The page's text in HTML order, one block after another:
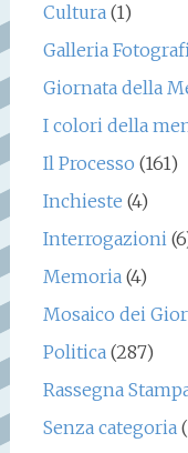
Cultura(1)
Galleria
Giornata della
I colori della
Il Processo (161)
Inchieste (4)
Interrogazioni
Memoria(4)
Mosaico dei
Politica(287)
Rassegna
Senza categoria